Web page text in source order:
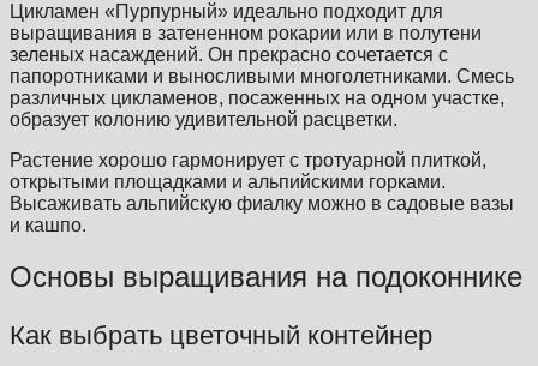
Цикламен «Пурпурный» идеально подходит для
выращивания в затененном рокарии или в полутени
зеленых насаждений. Он прекрасно сочетается с
папоротниками и выносливыми многолетниками. Смесь
различных цикламенов, посаженных на одном участке,
образует колонию удивительной расцветки.
Растение хорошо гармонирует с тротуарной плиткой,
открытыми площадками и альпийскими горками.
Высаживать альпийскую фиалку можно в садовые вазы
и кашпо.
Основы выращивания на подоконнике
Как выбрать цветочный контейнер